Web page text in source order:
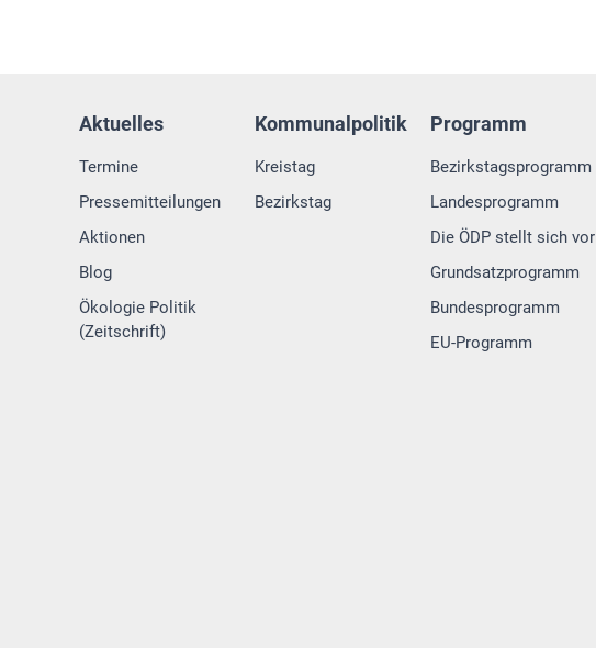
Aktuelles
Termine
Pressemitteilungen
Aktionen
Blog
Ökologie Politik
(Zeitschrift)
Kommunalpolitik
Kreistag
Bezirkstag
Programm
Bezirkstagsprogramm
Landesprogramm
Die ÖDP stellt sich vor
Grundsatzprogramm
Bundesprogramm
EU-Programm